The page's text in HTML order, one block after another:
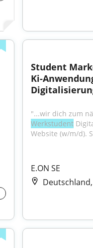
Student
Ki-
Werkstudent
Website (w/m/d).
E.ON SE